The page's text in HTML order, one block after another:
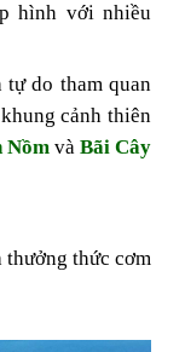
hình với nhiều
tự do tham quan
cảnh thiên
Nồm và Bãi Cây
thức cơm